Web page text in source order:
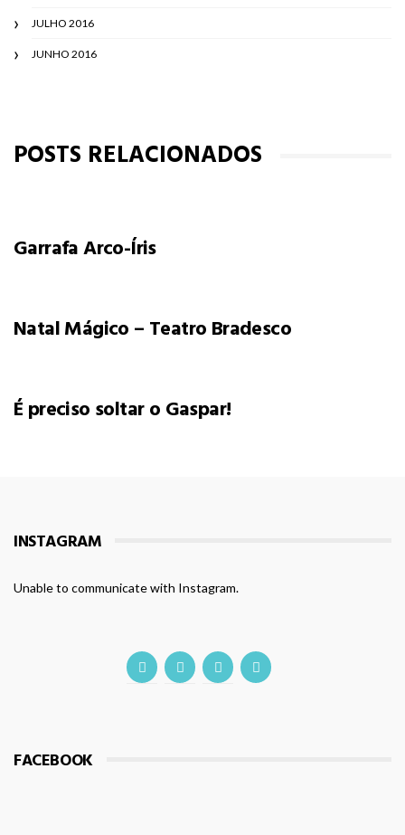
JULHO 2016
JUNHO 2016
POSTS RELACIONADOS
Garrafa Arco-Íris
Natal Mágico – Teatro Bradesco
É preciso soltar o Gaspar!
INSTAGRAM
Unable to communicate with Instagram.
FACEBOOK